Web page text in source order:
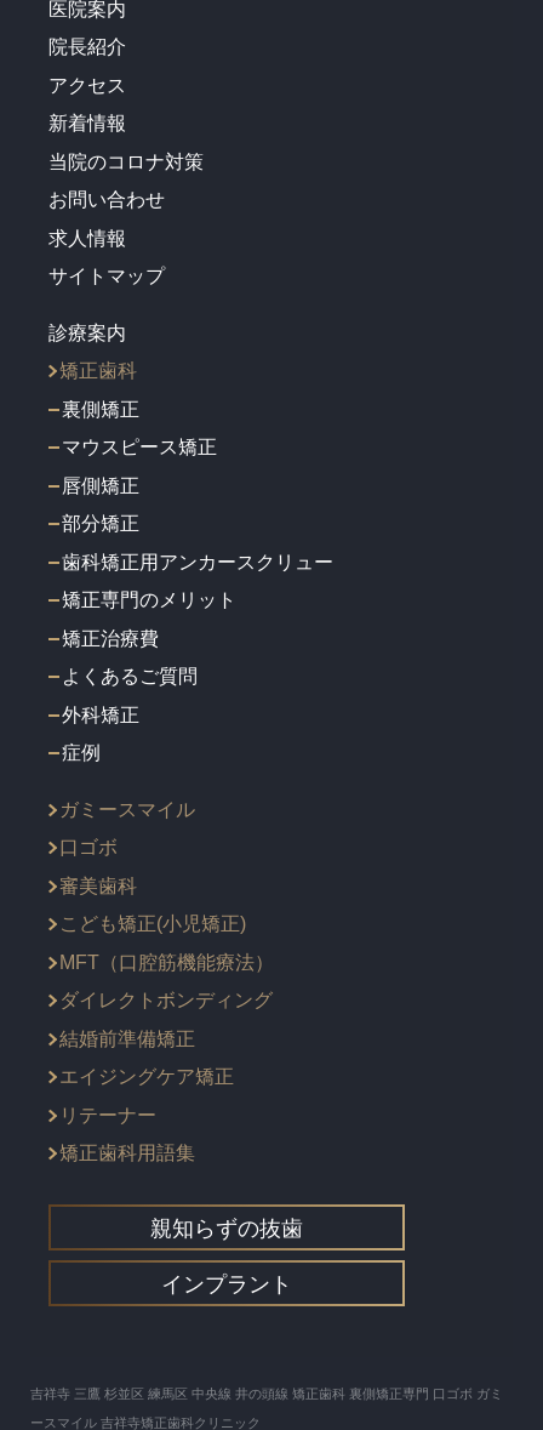
医院案内
院長紹介
アクセス
新着情報
当院のコロナ対策
お問い合わせ
求人情報
サイトマップ
診療案内
矯正歯科
裏側矯正
マウスピース矯正
唇側矯正
部分矯正
歯科矯正用アンカースクリュー
矯正専門のメリット
矯正治療費
よくあるご質問
外科矯正
症例
ガミースマイル
口ゴボ
審美歯科
こども矯正(小児矯正)
MFT（口腔筋機能療法）
ダイレクトボンディング
結婚前準備矯正
エイジングケア矯正
リテーナー
矯正歯科用語集
親知らずの抜歯
インプラント
吉祥寺 三鷹 杉並区 練馬区 中央線 井の頭線 矯正歯科 裏側矯正専門 口ゴボ ガミ
ースマイル 吉祥寺矯正歯科クリニック